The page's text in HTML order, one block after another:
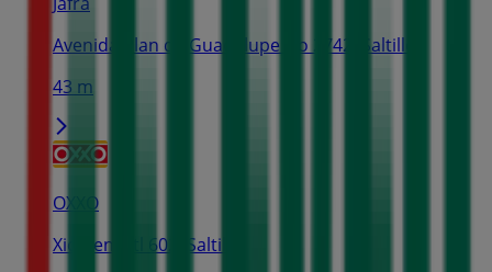
Avenida Plan de Guadalupe No 2742, Saltillo
43 m
OXXO
Xicotencatl 602, Saltillo